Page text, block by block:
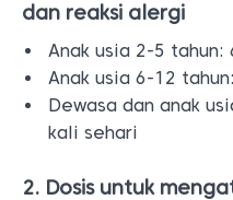
dan reaksi alergi
Anak usia 2-5
Anak usia 6-12
Dewasa dan anak
kali sehari
2. Dosis untuk